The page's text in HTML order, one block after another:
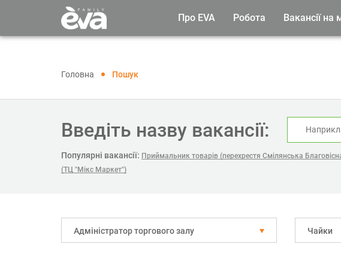
Про EVA Робота Вакансії на
Головна Пошук
Введіть назву вакансії:
Популярні вакансії: Приймальник товарів (перехрестя Смілянська
(ТЦ "Мікс Маркет")
Адміністратор торгового залу Чайки